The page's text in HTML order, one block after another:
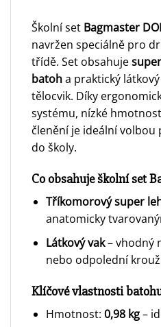
Školní set Bagmaster
navržen speciálně pro
třídě. Set obsahuje
batoha praktický
tělocvik. Díky
systému, nízké
členění je ideální
do školy.
Co obsahuje školní set
Tříkomorový super
anatomicky
Látkový vak– vhodný
nebo odpolední
Klíčové vlastnosti
Hmotnost: 0,98 kg–